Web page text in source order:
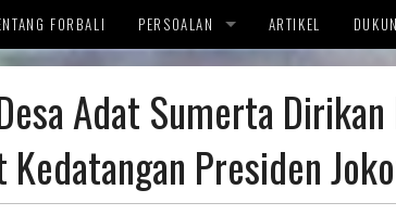
FORBALI PERSOALAN
MENGAPA KAMI MENOLAK
REFERENSI
KRONOLOGI
ARTIKEL
Adat Sumerta
Kedatangan Presiden